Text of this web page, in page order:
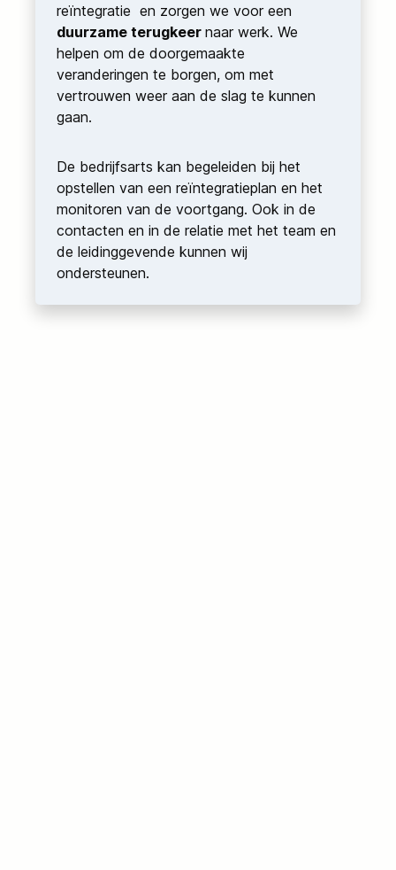
reïntegratie en zorgen we voor een
duurzame terugkeer naar werk. We
helpen om de doorgemaakte
veranderingen te borgen, om met
vertrouwen weer aan de slag te kunnen
gaan.
De bedrijfsarts kan begeleiden bij het
opstellen van een reïntegratieplan en het
monitoren van de voortgang. Ook in de
contacten en in de relatie met het team en
de leidinggevende kunnen wij
ondersteunen.